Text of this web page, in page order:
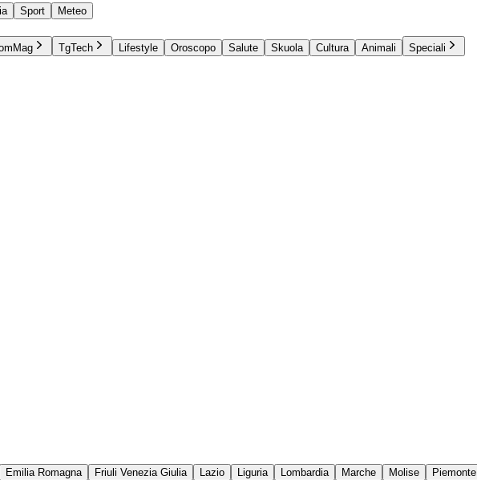
Sport
Meteo
TgTech Lifestyle Oroscopo Salute Skuola Cultura Animali
Speciali
Emilia Romagna Friuli Venezia Giulia Lazio Liguria Lombardia Marche Molise Piemonte